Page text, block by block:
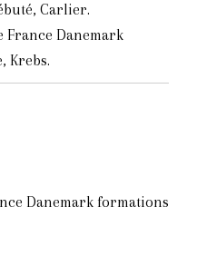
Carlier.
Danemark
Krebs.
Danemark formations